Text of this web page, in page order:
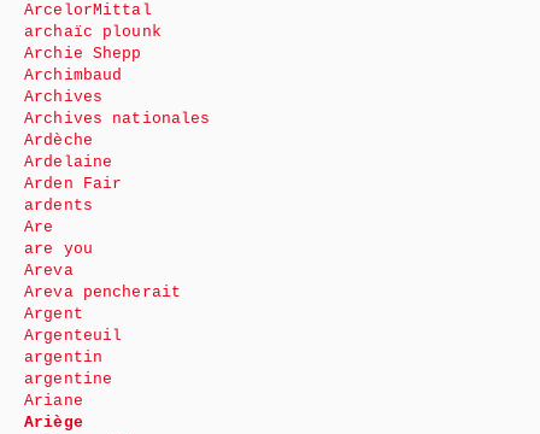
ArcelorMittal
archaïc plounk
Archie Shepp
Archimbaud
Archives
Archives nationales
Ardèche
Ardelaine
Arden Fair
ardents
Are
are you
Areva
Areva pencherait
Argent
Argenteuil
argentin
argentine
Ariane
Ariège